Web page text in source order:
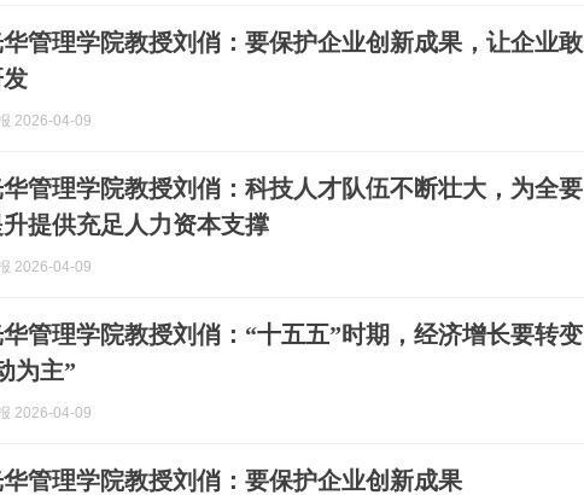
管理学院教授刘俏：要保护企业创新成果，让企业敢
2026-04-09
管理学院教授刘俏：科技人才队伍不断壮大，为全要
提供充足人力资本支撑
2026-04-09
管理学院教授刘俏：“十五五”时期，经济增长要转变
为主”
2026-04-09
管理学院教授刘俏：要保护企业创新成果